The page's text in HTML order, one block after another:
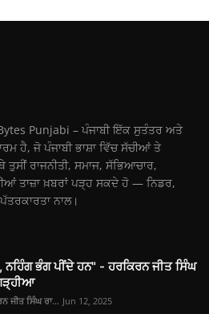
Punjabi – ਪੰਜਾਬੀ ਇੱਕ ਸੁਤੰਤਰ ਅਤੇ
ਹੈ, ਜੋ ਪੰਜਾਬੀ ਭਾਸ਼ਾ ਵਿੱਚ ਸੱਚੀਆਂ ਤੇ
ਰਾਜਨੀਤੀ, ਸਮਾਜ, ਸੱਭਿਆਚਾਰ,
ਤਾਜ਼ਾ ਖ਼ਬਰਾਂ ਪੜ੍ਹ ਸਕਦੇ ਹੋ — ਨਿਡਰ,
ਨਾਲ।
ਭੰਗ ਪੀਂਦੇ ਹਨ" - ਹਰਕਿਰਨ ਜੀਤ ਸਿੰਘ
ਜੀਤ ਸਿੰਘ ਰਾ... Jun 12, 2025